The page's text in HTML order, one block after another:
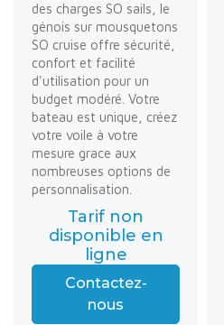
des charges SO sails, le
génois sur mousquetons
SO cruise offre sécurité,
confort et facilité
d'utilisation pour un
budget modéré. Votre
bateau est unique, créez
votre voile à votre
mesure grace aux
nombreuses options de
personnalisation.
Tarif non
disponible en
ligne
Contactez-
nous